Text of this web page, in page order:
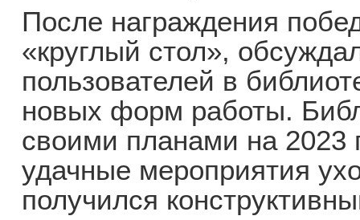
После награждения
«круглый стол»,
пользователей в
новых форм работы.
своими планами на 2023
удачные мероприятия
получился